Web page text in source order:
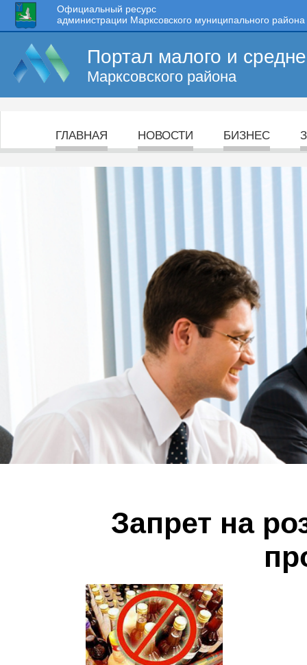
Официальный ресурс
администрации Марксовского муниципального района
Портал малого и
Марксовского района
ГЛАВНАЯ НОВОСТИ БИЗНЕС
Запрет на